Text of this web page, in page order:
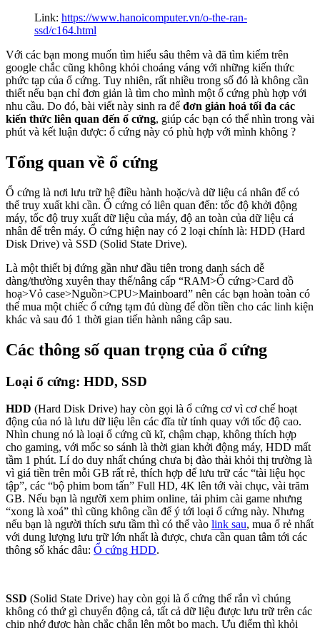
Link: https://www.hanoicomputer.vn/o-the-ran-
ssd/c164.html
Với các bạn mong muốn tìm hiểu sâu thêm và đã tìm kiếm trên
google chắc cũng không khỏi choáng váng với những kiến thức
phức tạp của ổ cứng. Tuy nhiên, rất nhiều trong số đó là không cần
thiết nếu bạn chỉ đơn giản là tìm cho mình một ổ cứng phù hợp với
nhu cầu. Do đó, bài viết này sinh ra để đơn giản hoá tối đa các
kiến thức liên quan đến ổ cứng, giúp các bạn có thể nhìn trong vài
phút và kết luận được: ổ cứng này có phù hợp với mình không ?
Tổng quan về ổ cứng
Ổ cứng là nơi lưu trữ hệ điều hành hoặc/và dữ liệu cá nhân để có
thể truy xuất khi cần. Ổ cứng có liên quan đến: tốc độ khởi động
máy, tốc độ truy xuất dữ liệu của máy, độ an toàn của dữ liệu cá
nhân để trên máy. Ổ cứng hiện nay có 2 loại chính là: HDD (Hard
Disk Drive) và SSD (Solid State Drive).
Là một thiết bị đứng gần như đầu tiên trong danh sách dễ
dàng/thường xuyên thay thế/nâng cấp “RAM>Ổ cứng>Card đồ
hoạ>Vỏ case>Nguồn>CPU>Mainboard” nên các bạn hoàn toàn có
thể mua một chiếc ổ cứng tạm đủ dùng để dồn tiền cho các linh kiện
khác và sau đó 1 thời gian tiến hành nâng câp sau.
Các thông số quan trọng của ổ cứng
Loại ổ cứng: HDD, SSD
HDD (Hard Disk Drive) hay còn gọi là ổ cứng cơ vì cơ chế hoạt
động của nó là lưu dữ liệu lên các đĩa từ tính quay với tốc độ cao.
Nhìn chung nó là loại ổ cứng cũ kĩ, chậm chạp, không thích hợp
cho gaming, với mốc so sánh là thời gian khởi động máy, HDD mất
tầm 1 phút. Lí do duy nhất chúng chưa bị đào thải khỏi thị trường là
vì giá tiền trên mỗi GB rất rẻ, thích hợp để lưu trữ các “tài liệu học
tập”, các “bộ phim bom tấn” Full HD, 4K lên tới vài chục, vài trăm
GB. Nếu bạn là người xem phim online, tải phim cài game nhưng
“xong là xoá” thì cũng không cần để ý tới loại ổ cứng này. Nhưng
nếu bạn là người thích sưu tầm thì có thể vào link sau, mua ổ rẻ nhất
với dung lượng lưu trữ lớn nhất là được, chưa cần quan tâm tới các
thông số khác đâu: Ổ cứng HDD.
SSD (Solid State Drive) hay còn gọi là ổ cứng thể rắn vì chúng
không có thứ gì chuyển động cả, tất cả dữ liệu được lưu trữ trên các
chip nhớ được hàn chắc chắn lên một bo mạch. Ưu điểm thì khỏi